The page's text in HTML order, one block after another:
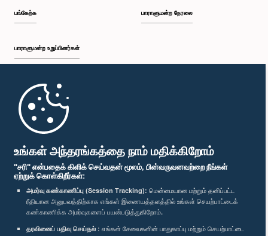
உங்கள் அந்தரங்கத்தை நாம் மதிக்கிறோம்
"சரி" என்பதைக் கிளிக் செய்வதன் மூலம், பின்வருவனவற்றை நீங்கள்
ஏற்றுக் கொள்கிறீர்கள்:
அமர்வு கண்காணிப்பு (Session Tracking): மென்மையான மற்றும் தனிப்பட்ட
ரீதியான அனுபவத்திற்காக எங்கள் இணையத்தளத்தில் உங்கள் செயற்பாட்டைக்
கண்காணிக்க அமர்வுகளைப் பயன்படுத்துகிறோம்.
தரவினைப் பதிவு செய்தல் : எங்கள் சேவைகளின் பாதுகாப்பு மற்றும் செயற்பாட்டை
பங்கேற்க
பாராளுமன்ற உறுப்பினர்கள்
முதற்பக்கம்
பாராளுமன்ற நேரலை
பாராளுமன்ற கையடக்க செயலி
எம்மை பின்தொடர்க :